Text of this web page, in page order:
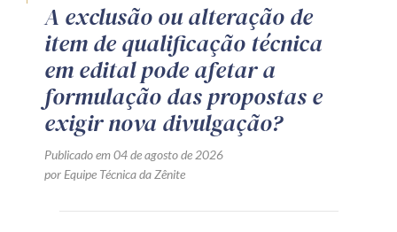
A exclusão ou alteração de
item de qualificação técnica
em edital pode afetar a
formulação das propostas e
exigir nova divulgação?
Publicado em 04 de agosto de 2026
por Equipe Técnica da Zênite